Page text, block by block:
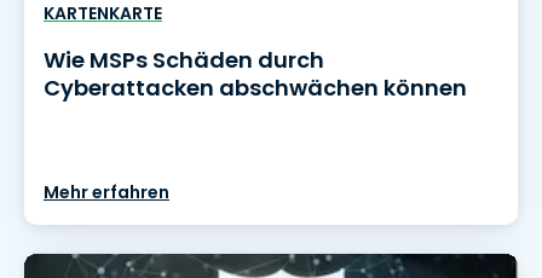
KARTENKARTE
Wie MSPs Schäden durch
Cyberattacken abschwächen können
Mehr erfahren